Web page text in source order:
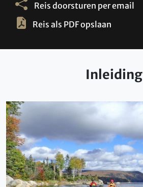
Reis doorsturen per email
Reis als PDF opslaan
Inleiding